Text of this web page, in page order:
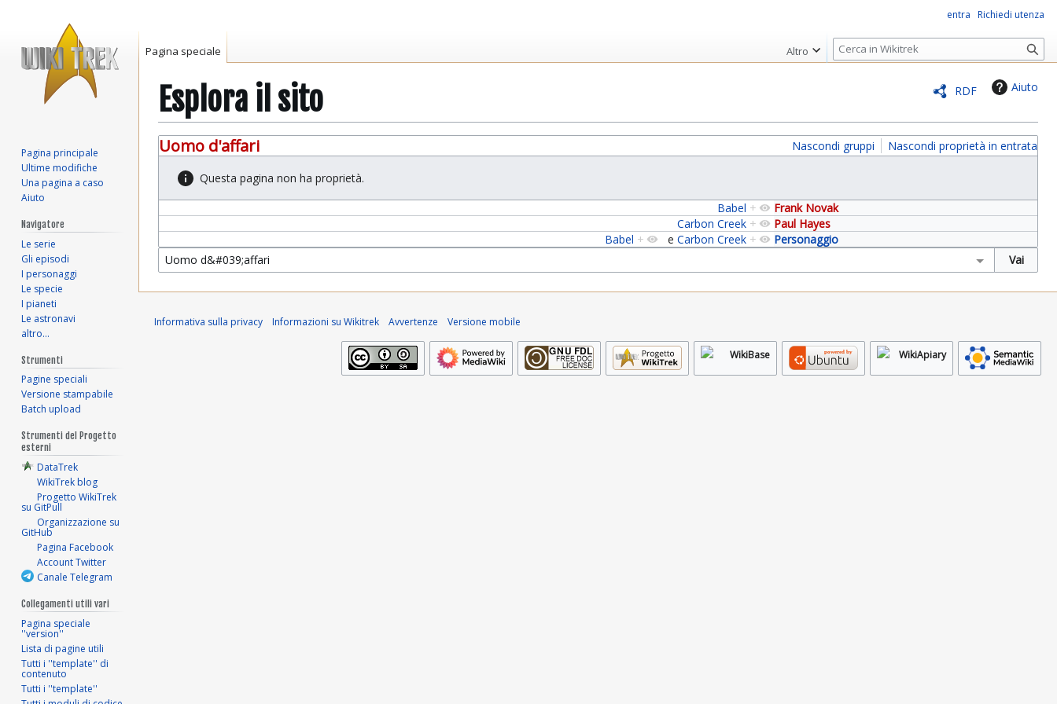
RDF Aiuto
Esplora il sito
Vai
alla
navigazione
Vai
alla
ricerca
Uomo d'affari Nascondi gruppi Nascondi proprietà in entrata
Questa pagina non ha proprietà.
Frank Novak
Babel +
Paul Hayes
Carbon Creek +
Personaggio
Babel + e Carbon Creek +
entra Richiedi utenza
Pagina speciale Altro
R
i
r
c
a
Pagina principale
Ultime modifiche
Una pagina a caso
Aiuto
Navigatore
Le serie
Gli episodi
I personaggi
Le specie
I pianeti
Le astronavi
altro…
Strumenti
Pagine speciali
Versione stampabile
Batch upload
Strumenti del Progetto
esterni
DataTrek
WikiTrek blog
Progetto WikiTrek
su GitPull
Organizzazione su
GitHub
Pagina Facebook
Account Twitter
Canale Telegram
Collegamenti utili vari
Pagina speciale
''version''
Lista di pagine utili
Tutti i ''template'' di
contenuto
Tutti i ''template''
Informativa sulla privacy Informazioni su Wikitrek Avvertenze Versione mobile